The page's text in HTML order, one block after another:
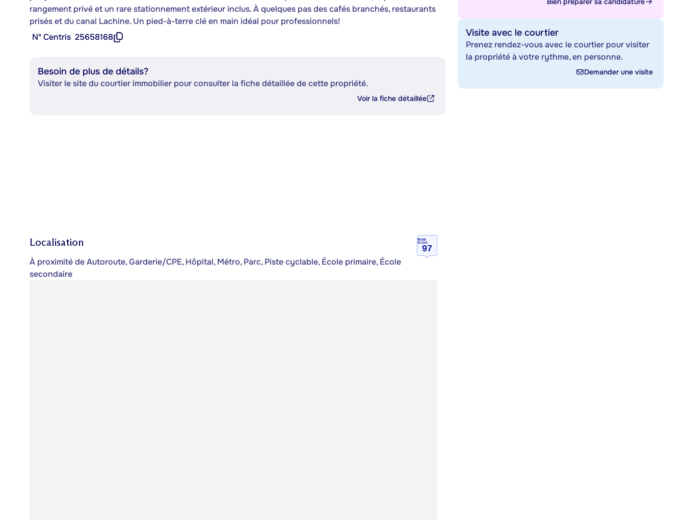
rangement privé et un rare stationnement extérieur inclus. À quelques pas des cafés branchés, restaurants
prisés et du canal Lachine. Un pied-à-terre clé en main idéal pour professionnels!
Nº Centris 25658168
Besoin de plus de détails?
Visiter le site du courtier immobilier pour consulter la fiche détaillée de cette propriété.
Voir la fiche détaillée
Localisation
Walk
Score
97
À proximité de Autoroute, Garderie/CPE, Hôpital, Métro, Parc, Piste cyclable, École primaire, École
secondaire
Visite avec le courtier
Prenez rendez-vous avec le courtier pour visiter
la propriété à votre rythme, en personne.
Demander une visite